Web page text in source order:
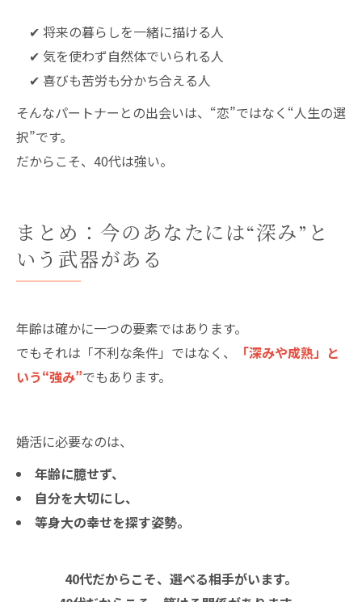
✔ 将来の暮らしを一緒に描ける人
✔ 気を使わず自然体でいられる人
✔ 喜びも苦労も分かち合える人
そんなパートナーとの出会いは、“恋”ではなく“人生の選
択”です。
だからこそ、40代は強い。
まとめ：今のあなたには“深み”と
いう武器がある
年齢は確かに一つの要素ではあります。
でもそれは「不利な条件」ではなく、
「深みや成熟」と
いう“強み”でもあります。
婚活に必要なのは、
年齢に臆せず、
自分を大切にし、
等身大の幸せを探す姿勢。
40代だからこそ、選べる相手がいます。